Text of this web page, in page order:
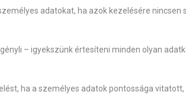
adatokat, ha azok kezelésére
– igyekszünk értesíteni minden olyan
ha a személyes adatok pontossága